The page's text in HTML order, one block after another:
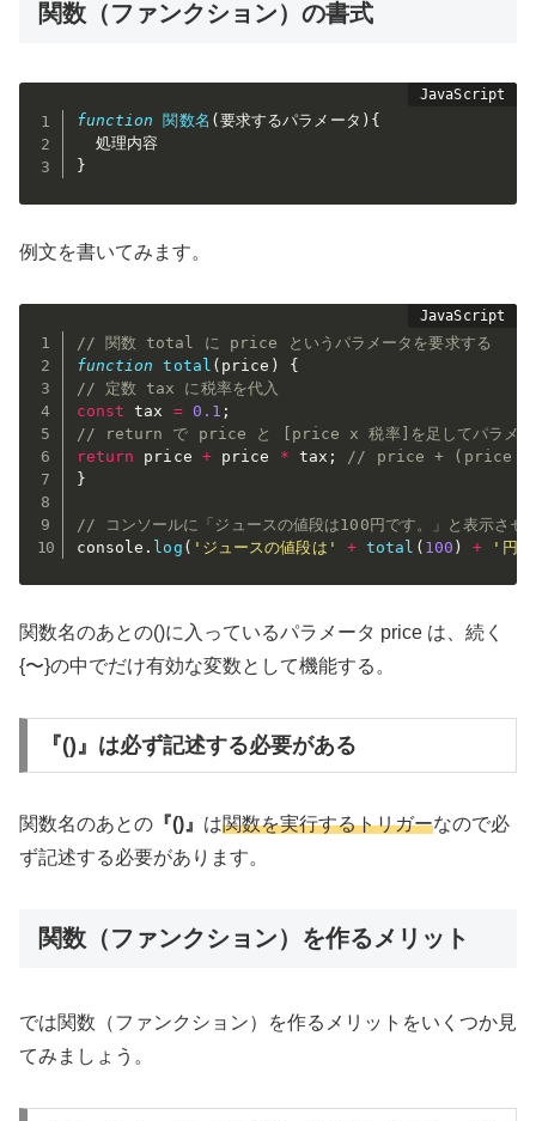
関数（ファンクション）の書式
function 関数名 ( 要求するパラメータ ) {
}
例文を書いてみます。
// 関数 total に price というパラメータを要求する
function
total ( price )
{
// 定数 tax に税率を代入
const tax = 0.1 ;
// return で price と [price x 税率]を足してパラメー
return price + price * tax ;
// price + (price x
}
// コンソールに「ジュースの値段は100円です。」と表示させ
console . log ( 'ジュースの値段は' + total ( 100 ) + '円
関数名のあとの()に入っているパラメータ price は、続く
{〜}の中でだけ有効な変数として機能する。
『()』は必ず記述する必要がある
関数名のあとの 『()』 は関数を実行するトリガーなので必
ず記述する必要があります。
関数（ファンクション）を作るメリット
では関数（ファンクション）を作るメリットをいくつか見
てみましょう。